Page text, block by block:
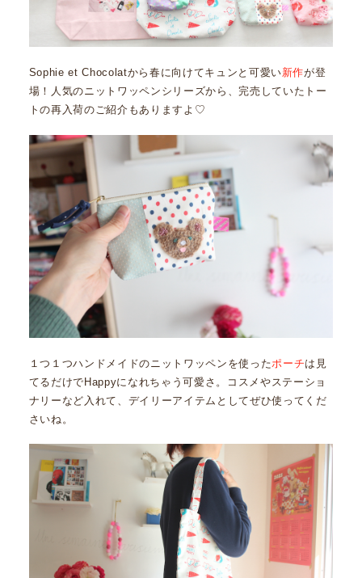
Sophie et Chocolatから春に向けてキュンと可愛い新作が登
場！人気のニットワッペンシリーズから、完売していたトー
トの再入荷のご紹介もありますよ♡
１つ１つハンドメイドのニットワッペンを使ったポーチは見
てるだけでHappyになれちゃう可愛さ。コスメやステーショ
ナリーなど入れて、デイリーアイテムとしてぜひ使ってくだ
さいね。